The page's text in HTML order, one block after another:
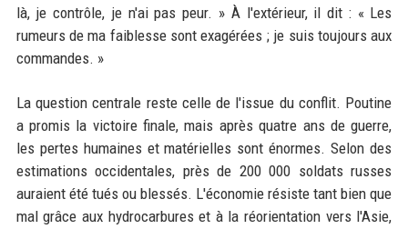
là, je contrôle, je n'ai pas peur. » À l'extérieur, il dit : « Les
rumeurs de ma faiblesse sont exagérées ; je suis toujours aux
commandes. »
La question centrale reste celle de l'issue du conflit. Poutine
a promis la victoire finale, mais après quatre ans de guerre,
les pertes humaines et matérielles sont énormes. Selon des
estimations occidentales, près de 200 000 soldats russes
auraient été tués ou blessés. L'économie résiste tant bien que
mal grâce aux hydrocarbures et à la réorientation vers l'Asie,